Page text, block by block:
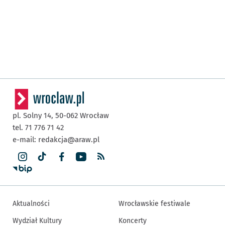
pl. Solny 14, 50-062 Wrocław
tel. 71 776 71 42
e-mail: redakcja@araw.pl
Aktualności
Wydział Kultury
Wrocławskie festiwale
Koncerty